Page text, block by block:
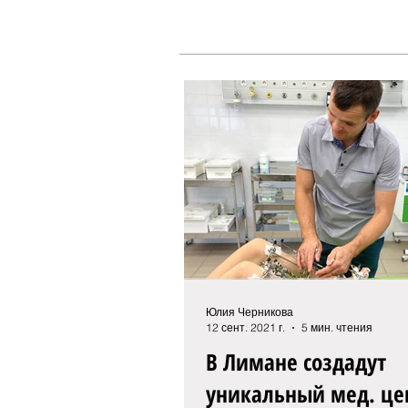
В Лимане создадут
уникальный мед.
Юлия Черникова
12 сент. 2021 г.
5 мин. чтения